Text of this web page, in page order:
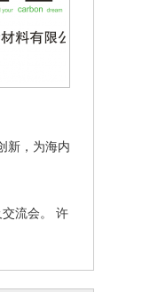
新，为海内
流会。 许